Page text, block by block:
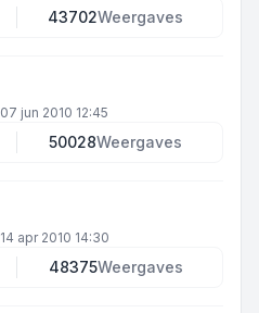
43702Weergaves
07 jun 2010 12:45
50028Weergaves
14 apr 2010 14:30
48375Weergaves